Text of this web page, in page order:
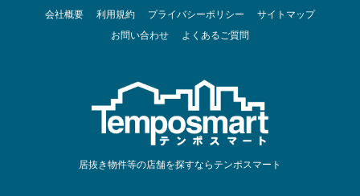
会社概要 利用規約 プライバシーポリシー
サイトマップ
お問い合わせ
よくあるご質問
居抜き物件等の店舗を探すならテンポスマート